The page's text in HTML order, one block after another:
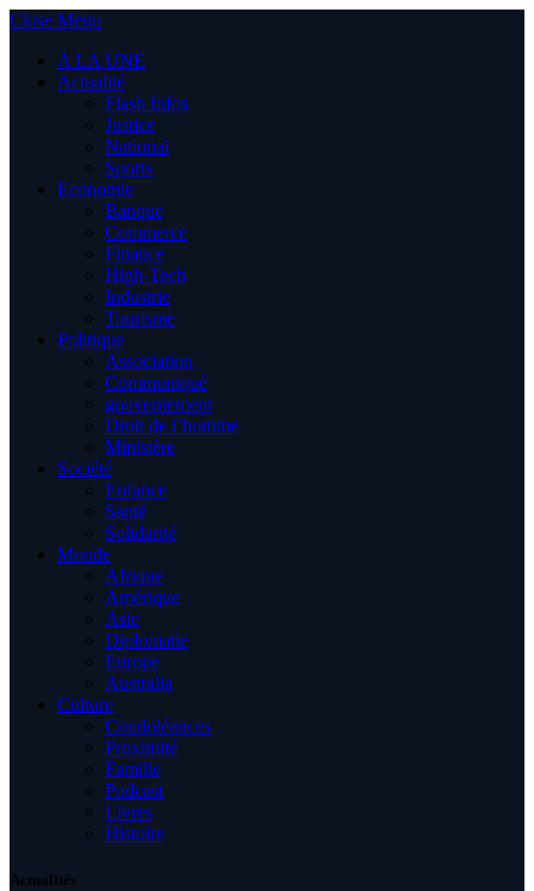
Close Menu
A LA UNE
Actualité
Flash Infos
Justice
National
Sports
Economie
Banque
Commerce
Finance
High-Tech
Industrie
Tourisme
Politique
Association
Communiqué
gouvernement
Droit de l’homme
Ministère
Société
Enfance
Santé
Solidarité
Monde
Afrique
Amérique
Asie
Diplomatie
Europe
Australia
Culture
Condoléances
Proximité
Famille
Podcast
Livres
Histoire
Actualités